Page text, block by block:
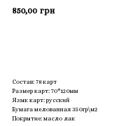
850,00 грн
Состав: 78 карт
Размер карт: 70*120мм
Язык карт: русский
Бумага мелованная 350гр\м2
Покрытие: масло лак